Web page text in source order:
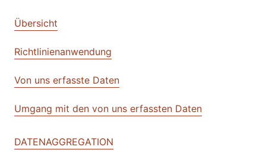
Übersicht
Richtlinienanwendung
Von uns erfasste Daten
Umgang mit den von uns erfassten Daten
DATENAGGREGATION